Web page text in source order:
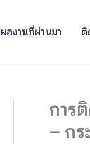
ผลงานที่ผ่านมา ติ
การ
– กร